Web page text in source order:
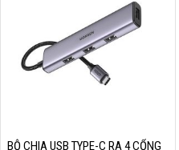
BỘ CHIA USB TYPE-C RA 4 CỔNG